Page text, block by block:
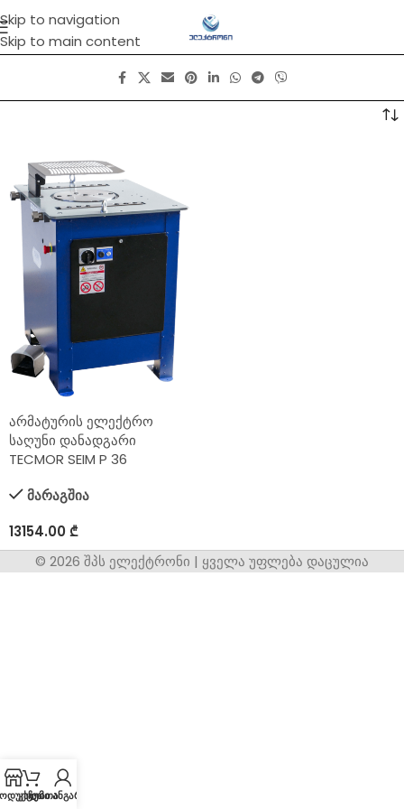
Skip to navigation
Skip to main content
არმატურის ელექტრო
საღუნი დანადგარი
TECMOR SEIM P 36
მარაგშია
13154.00₾
© 2026 შპს ელექტრონი | ყველა უფლება დაცულია
კალათა
ჩემი ანგარიში